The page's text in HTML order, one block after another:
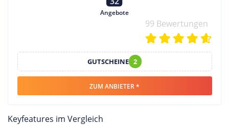
Angebote
99 Bewertungen
GUTSCHEINE 2
ZUM ANBIETER *
Keyfeatures im Vergleich